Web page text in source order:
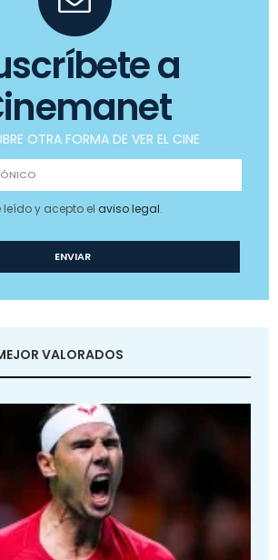
a
OTRA FORMA DE VER EL CINE
leído y acepto el aviso legal.
VALORADOS